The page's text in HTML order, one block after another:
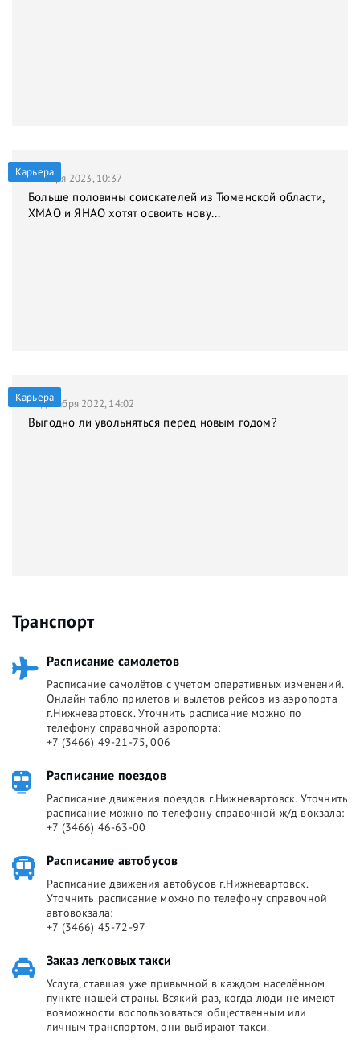
Карьера
9 января 2023, 10:37
Больше половины соискателей из Тюменской области,
ХМАО и ЯНАО хотят освоить нову...
Карьера
21 декабря 2022, 14:02
Выгодно ли увольняться перед новым годом?
Транспорт
Расписание самолетов
Расписание самолётов с учетом оперативных изменений.
Онлайн табло прилетов и вылетов рейсов из аэропорта
г.Нижневартовск. Уточнить расписание можно по
телефону справочной аэропорта:
+7 (3466) 49-21-75, 006
Расписание поездов
Расписание движения поездов г.Нижневартовск. Уточнить
расписание можно по телефону справочной ж/д вокзала:
+7 (3466) 46-63-00
Расписание автобусов
Расписание движения автобусов г.Нижневартовск.
Уточнить расписание можно по телефону справочной
автовокзала:
+7 (3466) 45-72-97
Заказ легковых такси
Услуга, ставшая уже привычной в каждом населённом
пункте нашей страны. Всякий раз, когда люди не имеют
возможности воспользоваться общественным или
личным транспортом, они выбирают такси.